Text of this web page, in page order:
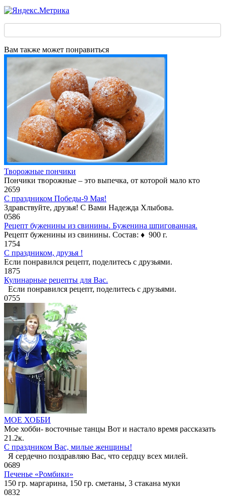
Вам также может понравиться
Творожные пончики
Пончики творожные – это выпечка, от которой мало кто
2659
С праздником Победы-9 Мая!
Здравствуйте, друзья! С Вами Надежда Хлыбова.
0586
Рецепт буженины из свинины. Буженина шпигованная.
Рецепт буженины из свинины. Состав: ♦ 900 г.
1 754
С праздником, друзья !
Если понравился рецепт, поделитесь с друзьями.
1875
Кулинарные рецепты для Вас.
Если понравился рецепт, поделитесь с друзьями.
0755
МОЕ ХОББИ
Мое хобби- восточные танцы Вот и настало время рассказать
21.2к.
С праздником Вас, милые женщины!
Я сердечно поздравляю Вас, что сердцу всех милей.
0689
Печенье «Ромбики»
150 гр. маргарина, 150 гр. сметаны, 3 стакана муки
0832